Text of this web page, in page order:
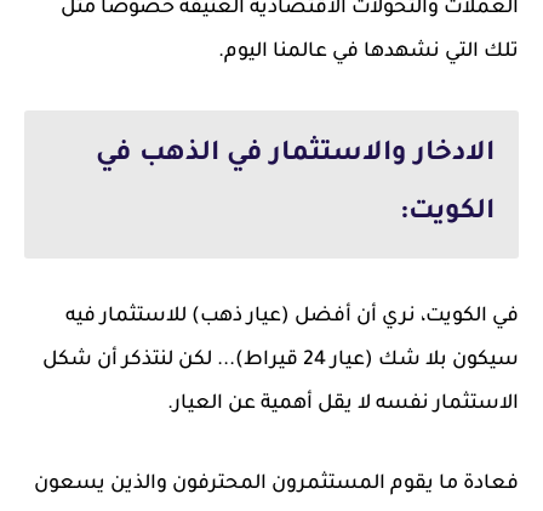
العملات والتحولات الاقتصادية العنيفة خصوصا مثل
تلك التي نشهدها في عالمنا اليوم.
الادخار والاستثمار في الذهب في
الكويت:
في الكويت، نري أن أفضل (عيار ذهب) للاستثمار فيه
سيكون بلا شك (عيار 24 قيراط)... لكن لنتذكر أن شكل
الاستثمار نفسه لا يقل أهمية عن العيار.
فعادة ما يقوم المستثمرون المحترفون والذين يسعون